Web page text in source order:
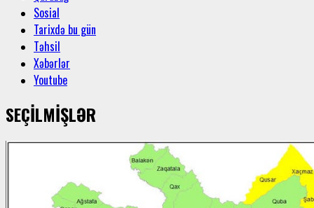
Sosial
Tarixdə bu gün
Təhsil
Xəbərlər
Youtube
SEÇİLMİŞLƏR